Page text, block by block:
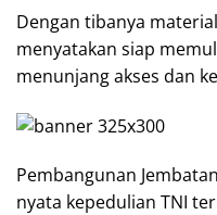
Dengan tibanya
menyatakan siap
menunjang akses dan
Pembangunan
nyata kepedulian TNI